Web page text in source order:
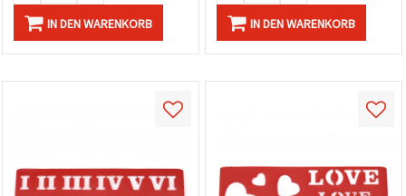
IN DEN WARENKORB IN DEN WARENKORB